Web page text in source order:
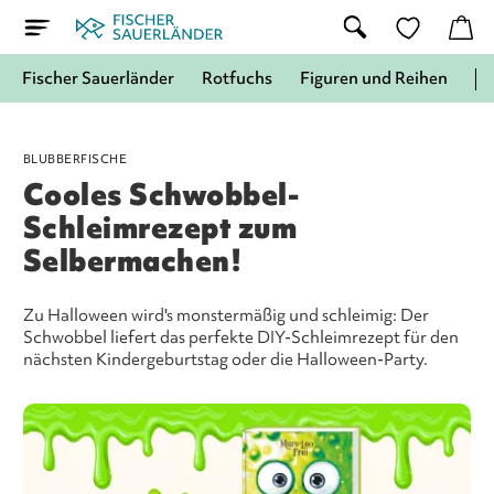
Fischer Sauerländer Rotfuchs Figuren und Reihen
BLUBBERFISCHE
Cooles Schwobbel-
Schleimrezept zum
Selbermachen!
Zu Halloween wird's monstermäßig und schleimig: Der
Schwobbel liefert das perfekte DIY-Schleimrezept für den
nächsten Kindergeburtstag oder die Halloween-Party.